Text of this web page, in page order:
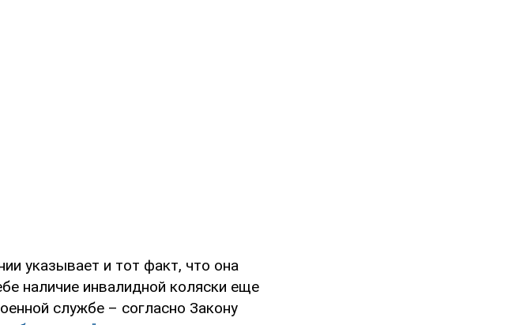
указывает и тот факт, что она
наличие инвалидной коляски еще
службе – согласно Закону